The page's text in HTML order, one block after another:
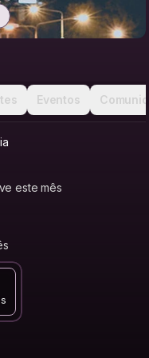
Eventos
este mês